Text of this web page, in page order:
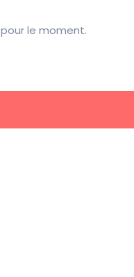
le moment.